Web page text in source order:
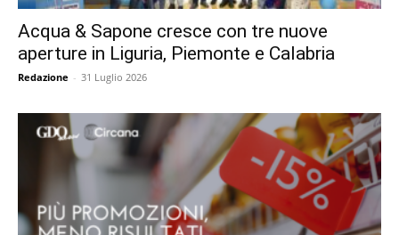
Acqua & Sapone cresce con tre nuove
aperture in Liguria, Piemonte e Calabria
Redazione - 31 Luglio 2026